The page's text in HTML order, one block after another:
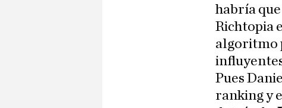
habría
Richtopia
algoritmo
Pues
ranking y